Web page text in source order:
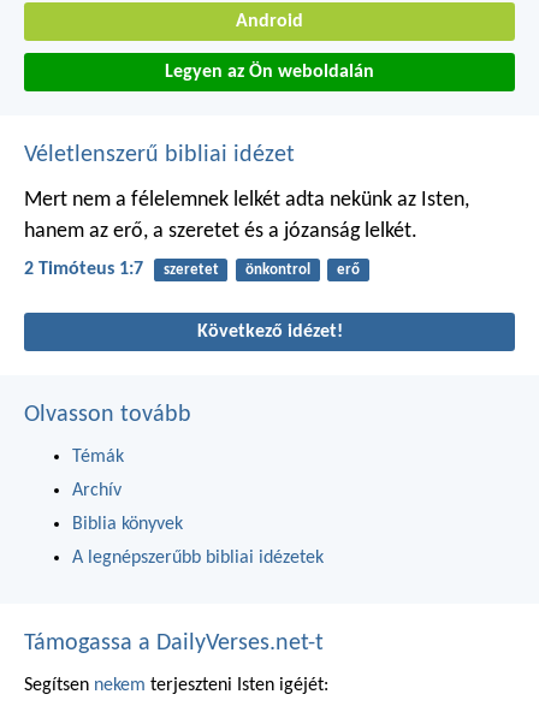
Android
Legyen az Ön weboldalán
Véletlenszerű bibliai idézet
Mert nem a félelemnek lelkét adta nekünk az Isten,
hanem az erő, a szeretet és a józanság lelkét.
2 Timóteus 1:7 szeretet önkontrol erő
Következő idézet!
Olvasson tovább
Témák
Archív
Biblia könyvek
A legnépszerűbb bibliai idézetek
Támogassa a DailyVerses.net-t
Segítsen nekem terjeszteni Isten igéjét: